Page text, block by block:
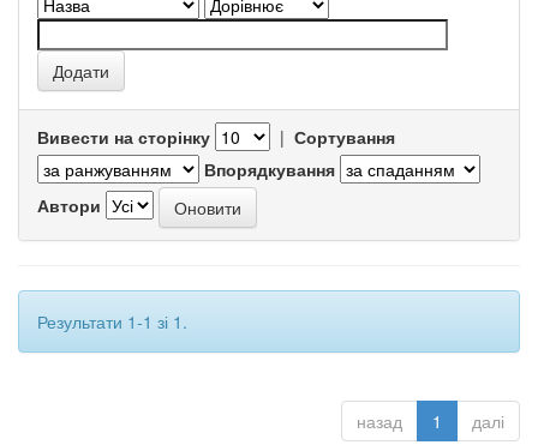
Вивести на сторінку | Сортування
Впорядкування
Автори
Результати 1-1 зі 1.
назад 1 далі